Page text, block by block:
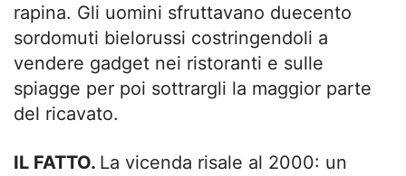
rapina. Gli uomini sfruttavano duecento
sordomuti bielorussi costringendoli a
vendere gadget nei ristoranti e sulle
spiagge per poi sottrargli la maggior parte
del ricavato.
IL FATTO. La vicenda risale al 2000: un